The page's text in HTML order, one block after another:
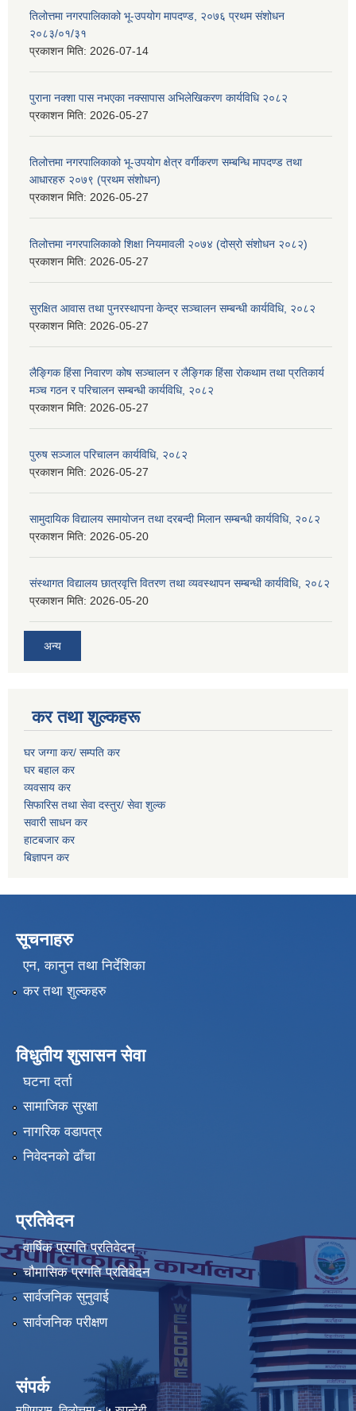
तिलोत्तमा नगरपालिकाको भू-उपयोग मापदण्ड, २०७६ प्रथम संशोधन
२०८३/०१/३१
प्रकाशन मिति: 2026-07-14
पुराना नक्शा पास नभएका नक्सापास अभिलेखिकरण कार्यविधि २०८२
प्रकाशन मिति: 2026-05-27
तिलोत्तमा नगरपालिकाको भू-उपयोग क्षेत्र वर्गीकरण सम्बन्धि मापदण्ड तथा
आधारहरु २०७९ (प्रथम संशोधन)
प्रकाशन मिति: 2026-05-27
तिलोत्तमा नगरपालिकाको शिक्षा नियमावली २०७४ (दोस्रो संशोधन २०८२)
प्रकाशन मिति: 2026-05-27
सुरक्षित आवास तथा पुनरस्थापना केन्द्र सञ्चालन सम्बन्धी कार्यविधि, २०८२
प्रकाशन मिति: 2026-05-27
लैङ्गिक हिंसा निवारण कोष सञ्चालन र लैङ्गिक हिंसा रोकथाम तथा प्रतिकार्य
मञ्च गठन र परिचालन सम्बन्धी कार्यविधि, २०८२
प्रकाशन मिति: 2026-05-27
पुरुष सञ्जाल परिचालन कार्यविधि, २०८२
प्रकाशन मिति: 2026-05-27
सामुदायिक विद्यालय समायोजन तथा दरबन्दी मिलान सम्बन्धी कार्यविधि, २०८२
प्रकाशन मिति: 2026-05-20
संस्थागत विद्यालय छात्रवृत्ति वितरण तथा व्यवस्थापन सम्बन्धी कार्यविधि, २०८२
प्रकाशन मिति: 2026-05-20
अन्य
कर तथा शुल्कहरू
घर जग्गा कर/ सम्पति कर
घर बहाल कर
व्यवसाय कर
सिफारिस तथा सेवा दस्तुर/ सेवा शुल्क
सवारी साधन कर
हाटबजार कर
बिज्ञापन कर
सूचनाहरु
एन, कानुन तथा निर्देशिका
कर तथा शुल्कहरु
विधुतीय शुसासन सेवा
घटना दर्ता
सामाजिक सुरक्षा
नागरिक वडापत्र
निवेदनको ढाँचा
प्रतिवेदन
वार्षिक प्रगति प्रतिवेदन
चौमासिक प्रगति प्रतिवेदन
सार्वजनिक सुनुवाई
सार्वजनिक परीक्षण
संपर्क